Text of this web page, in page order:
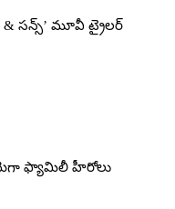
& సన్స్’ మూవీ ట్రైలర్
ఫ్యామిలీ హీరోలు